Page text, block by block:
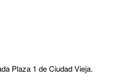
Plaza 1 de Ciudad Vieja.